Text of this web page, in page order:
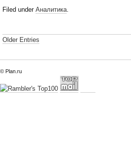
Filed under Аналитика.
Older Entries
© Plan.ru